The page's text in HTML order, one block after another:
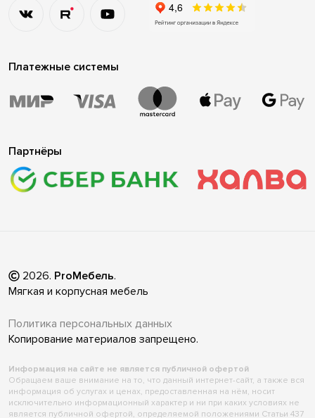
Платежные системы
Партнёры
2026. ProМебель.
Мягкая и корпусная мебель
Политика персональных данных
Копирование материалов запрещено.
Информация на сайте не является публичной офертой
Обращаем ваше внимание на то, что данный интернет-сайт, а также вся
информация об услугах и ценах, предоставленная на нём, носит
исключительно информационный характер и ни при каких условиях не
является публичной офертой, определяемой положениями Статьи 437